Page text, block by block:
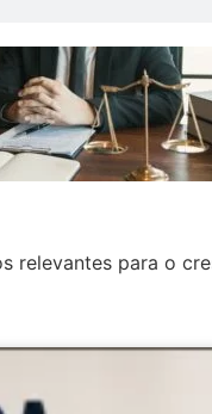
relevantes para o